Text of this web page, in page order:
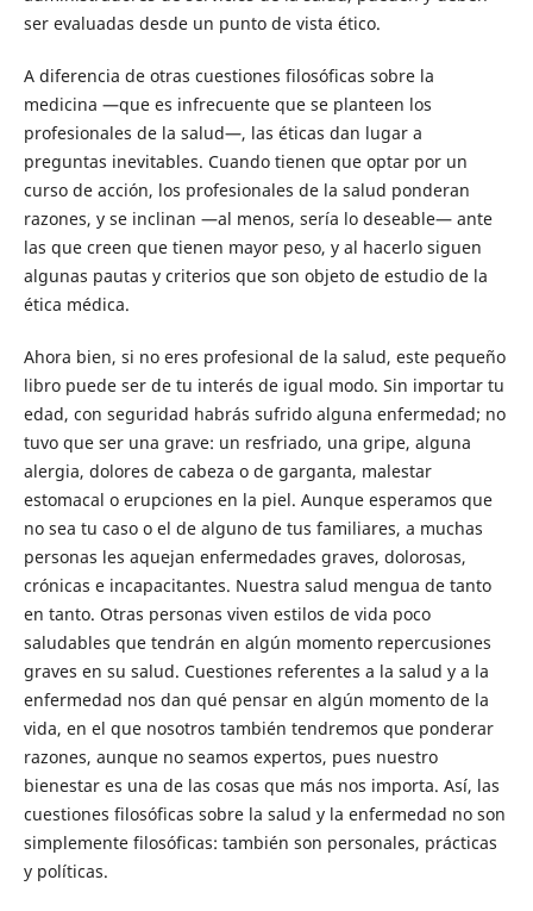
ser evaluadas desde un punto de vista ético.
A diferencia de otras cuestiones filosóficas sobre la
medicina —que es infrecuente que se planteen los
profesionales de la salud—, las éticas dan lugar a
preguntas inevitables. Cuando tienen que optar por un
curso de acción, los profesionales de la salud ponderan
razones, y se inclinan —al menos, sería lo deseable— ante
las que creen que tienen mayor peso, y al hacerlo siguen
algunas pautas y criterios que son objeto de estudio de la
ética médica.
Ahora bien, si no eres profesional de la salud, este pequeño
libro puede ser de tu interés de igual modo. Sin importar tu
edad, con seguridad habrás sufrido alguna enfermedad; no
tuvo que ser una grave: un resfriado, una gripe, alguna
alergia, dolores de cabeza o de garganta, malestar
estomacal o erupciones en la piel. Aunque esperamos que
no sea tu caso o el de alguno de tus familiares, a muchas
personas les aquejan enfermedades graves, dolorosas,
crónicas e incapacitantes. Nuestra salud mengua de tanto
en tanto. Otras personas viven estilos de vida poco
saludables que tendrán en algún momento repercusiones
graves en su salud. Cuestiones referentes a la salud y a la
enfermedad nos dan qué pensar en algún momento de la
vida, en el que nosotros también tendremos que ponderar
razones, aunque no seamos expertos, pues nuestro
bienestar es una de las cosas que más nos importa. Así, las
cuestiones filosóficas sobre la salud y la enfermedad no son
simplemente filosóficas: también son personales, prácticas
y políticas.